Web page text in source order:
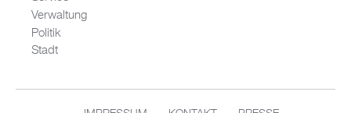
Verwaltung
Politik
Stadt